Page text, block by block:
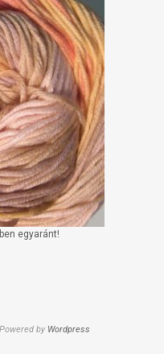
egyaránt!
by Wordpress